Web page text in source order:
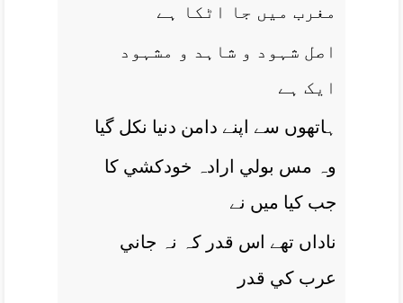
مغرب ميں جا اٹکا ہے
اصل شہود و شاہد و مشہود
ايک ہے
ہاتھوں سے اپنے دامن دنيا نکل گيا
وہ مس بولي ارادہ خودکشي کا
جب کيا ميں نے
ناداں تھے اس قدر کہ نہ جاني
عرب کي قدر